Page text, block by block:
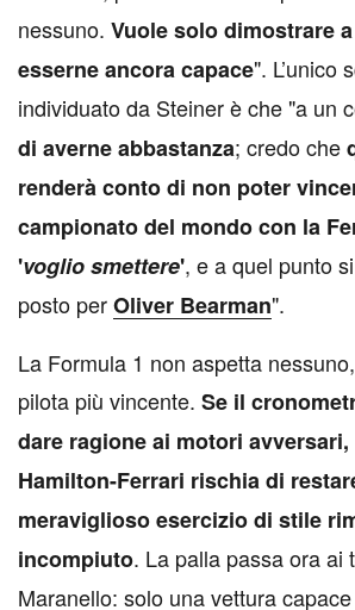
nessuno. Vuole solo dimostrare
esserne ancora capace". L’unico
individuato da Steiner è che "a un
di averne abbastanza; credo che
renderà conto di non poter
campionato del mondo con la
'voglio smettere', e a quel punto
posto perOliver Bearman".
La Formula 1 non aspetta
pilota più vincente. Se il
dare ragione ai motori
Hamilton-Ferrari rischia di
meraviglioso esercizio di stile
incompiuto. La palla passa ora ai
Maranello: solo una vettura